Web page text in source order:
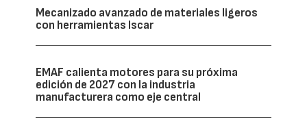
Mecanizado avanzado de materiales ligeros
con herramientas Iscar
EMAF calienta motores para su próxima
edición de 2027 con la industria
manufacturera como eje central